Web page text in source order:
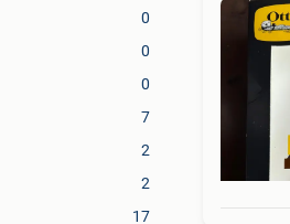
0
0
0
7
2
2
17